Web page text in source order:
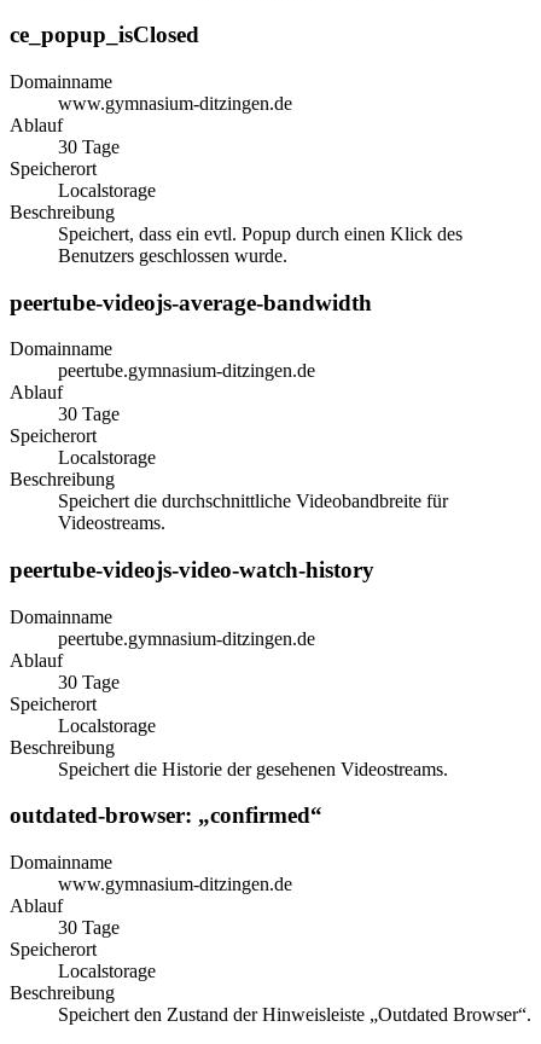
ce_popup_isClosed
Domainname
www.gymnasium-ditzingen.de
Ablauf
30 Tage
Speicherort
Localstorage
Beschreibung
Speichert, dass ein evtl. Popup durch einen Klick des
Benutzers geschlossen wurde.
peertube-videojs-average-bandwidth
Domainname
peertube.gymnasium-ditzingen.de
Ablauf
30 Tage
Speicherort
Localstorage
Beschreibung
Speichert die durchschnittliche Videobandbreite für
Videostreams.
peertube-videojs-video-watch-history
Domainname
peertube.gymnasium-ditzingen.de
Ablauf
30 Tage
Speicherort
Localstorage
Beschreibung
Speichert die Historie der gesehenen Videostreams.
outdated-browser: „confirmed“
Domainname
www.gymnasium-ditzingen.de
Ablauf
30 Tage
Speicherort
Localstorage
Beschreibung
Speichert den Zustand der Hinweisleiste „Outdated Browser“.